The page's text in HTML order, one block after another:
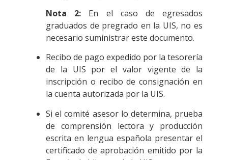
Nota 2: En el caso de egresados
graduados de pregrado en la UIS, no es
necesario suministrar este documento.
Recibo de pago expedido por la tesorería
de la UIS por el valor vigente de la
inscripción o recibo de consignación en
la cuenta autorizada por la UIS.
Si el comité asesor lo determina, prueba
de comprensión lectora y producción
escrita en lengua española presentar el
certificado de aprobación emitido por la